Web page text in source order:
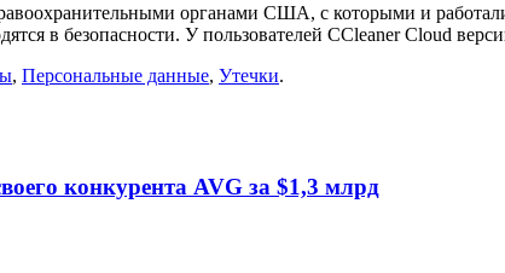
органами США, с которыми и
в безопасности. У пользователей CCleaner Cloud
, Персональные данные, Утечки.
конкурента AVG за $1,3 млрд